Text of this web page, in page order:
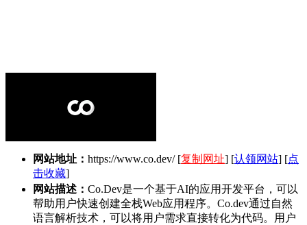
网站地址： https://www.co.dev/ [复制网址] [认领网站] [点
击收藏]
网站描述： Co.Dev是一个基于AI的应用开发平台，可以
帮助用户快速创建全栈Web应用程序。Co.dev通过自然
语言解析技术，可以将用户需求直接转化为代码。用户